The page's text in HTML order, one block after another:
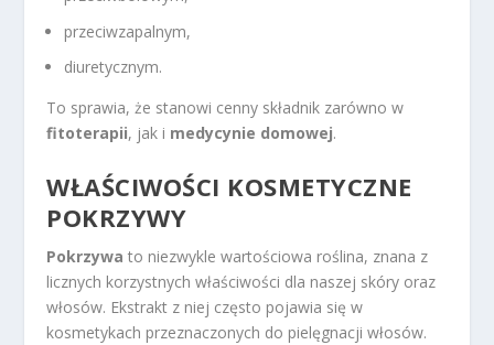
przeciwzapalnym,
diuretycznym.
To sprawia, że stanowi cenny składnik zarówno w
fitoterapii, jak i medycynie domowej.
WŁAŚCIWOŚCI KOSMETYCZNE
POKRZYWY
Pokrzywa to niezwykle wartościowa roślina, znana z
licznych korzystnych właściwości dla naszej skóry oraz
włosów. Ekstrakt z niej często pojawia się w
kosmetykach przeznaczonych do pielęgnacji włosów.